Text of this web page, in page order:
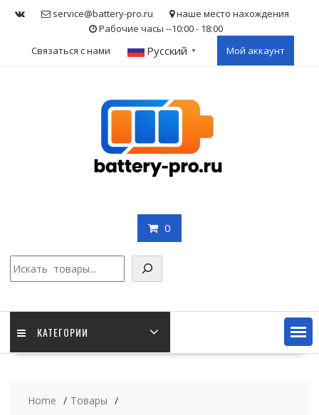
service@battery-pro.ru
наше место нахождения
Рабочие часы --10:00 - 18:00
Связаться с нами
Русский ▼ Мой аккаунт
0
КАТЕГОРИИ
Home
Товары